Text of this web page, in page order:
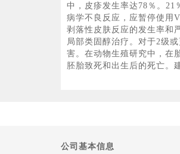
中，皮疹发生率达78％。21
病学不良反应，应暂停使用
剥落性皮肤反应的发生率和
局部类固醇治疗。对于2级
害。在动物生殖研究中，在
胚胎致死和出生后的死亡。
公司基本信息